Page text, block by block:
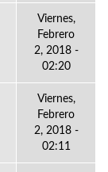
Viernes,
Febrero
2, 2018 -
02:20
Viernes,
Febrero
2, 2018 -
02:11